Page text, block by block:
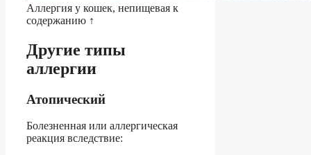
Аллергия у кошек, непищевая к
содержанию ↑
Другие типы
аллергии
Атопический
Болезненная или аллергическая
реакция вследствие: